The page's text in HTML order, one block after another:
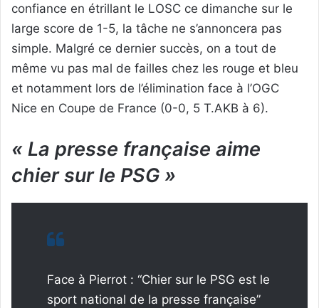
confiance en étrillant le LOSC ce dimanche sur le
large score de 1-5, la tâche ne s’annoncera pas
simple. Malgré ce dernier succès, on a tout de
même vu pas mal de failles chez les rouge et bleu
et notamment lors de l’élimination face à l’OGC
Nice en Coupe de France (0-0, 5 T.AKB à 6).
« La presse française aime
chier sur le PSG »
Face à Pierrot : “Chier sur le PSG est le
sport national de la presse française”